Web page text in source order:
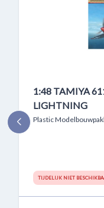
1:48 TAMIYA
LIGHTNING
Plastic
TIJDELIJK NIET